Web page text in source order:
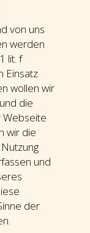
von uns
werden
lit. f
Einsatz
wollen wir
die
wir die
und
der